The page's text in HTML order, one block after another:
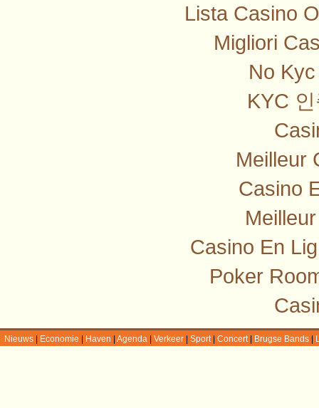
Lista Casino
Migliori
No
KYC
Meilleur
Casino
Casino En
Poker
Nieuws Economie Haven Agenda Verkeer Sport| Concert| Brugse Bands